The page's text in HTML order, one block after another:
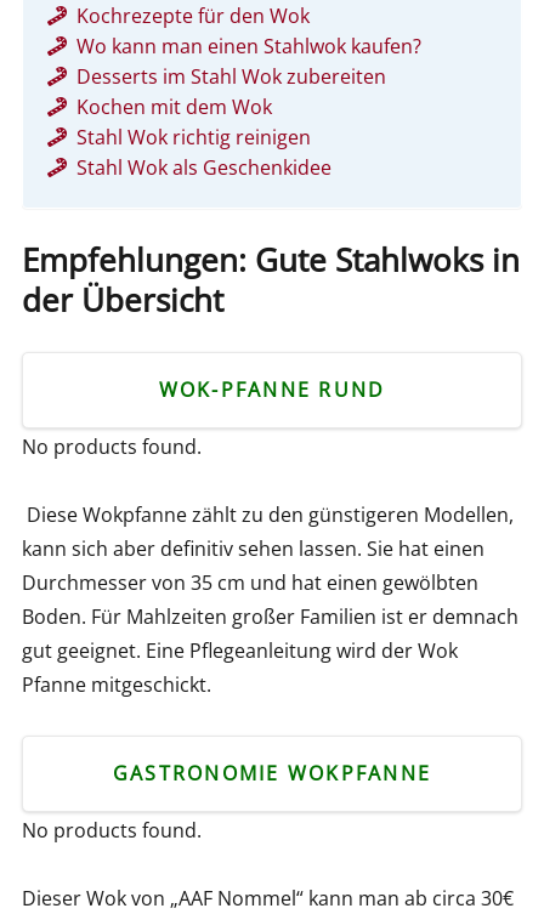
Kochrezepte für den Wok
Wo kann man einen Stahlwok kaufen?
Desserts im Stahl Wok zubereiten
Kochen mit dem Wok
Stahl Wok richtig reinigen
Stahl Wok als Geschenkidee
Empfehlungen: Gute Stahlwoks in
der Übersicht
WOK-PFANNE RUND
No products found.
Diese Wokpfanne zählt zu den günstigeren Modellen,
kann sich aber definitiv sehen lassen. Sie hat einen
Durchmesser von 35 cm und hat einen gewölbten
Boden. Für Mahlzeiten großer Familien ist er demnach
gut geeignet. Eine Pflegeanleitung wird der Wok
Pfanne mitgeschickt.
GASTRONOMIE WOKPFANNE
No products found.
Dieser Wok von „AAF Nommel“ kann man ab circa 30€